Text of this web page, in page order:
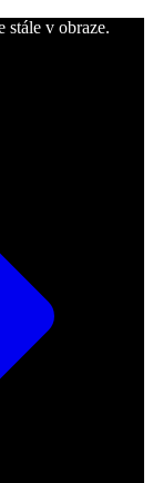
stále v obraze.